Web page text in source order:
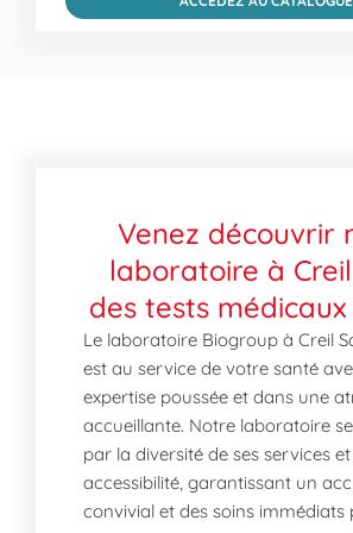
Venez découvrir
laboratoire à
des tests
Le laboratoire Biogroup à Creil
est au service de votre santé
expertise poussée et dans une
accueillante. Notre laboratoire
par la diversité de ses services
accessibilité, garantissant un
convivial et des soins immédiats